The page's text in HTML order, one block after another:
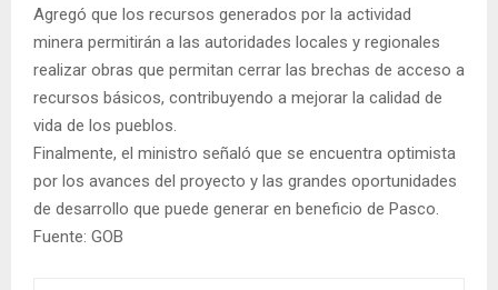
Agregó que los recursos generados por la actividad
minera permitirán a las autoridades locales y regionales
realizar obras que permitan cerrar las brechas de acceso a
recursos básicos, contribuyendo a mejorar la calidad de
vida de los pueblos.
Finalmente, el ministro señaló que se encuentra optimista
por los avances del proyecto y las grandes oportunidades
de desarrollo que puede generar en beneficio de Pasco.
Fuente: GOB